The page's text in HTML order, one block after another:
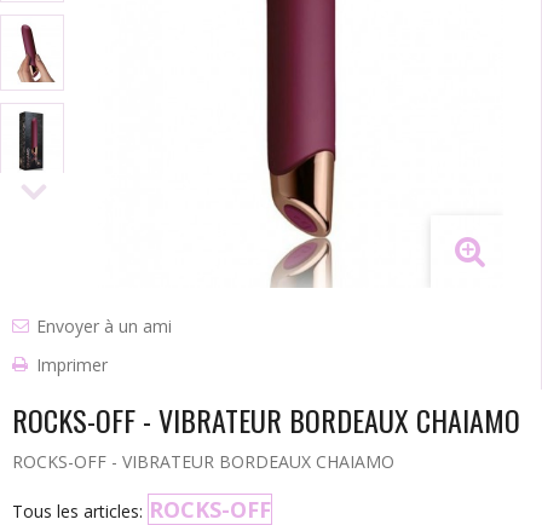
Envoyer à un ami
Imprimer
ROCKS-OFF - VIBRATEUR BORDEAUX CHAIAMO
ROCKS-OFF - VIBRATEUR BORDEAUX CHAIAMO
Tous les articles: ROCKS-OFF